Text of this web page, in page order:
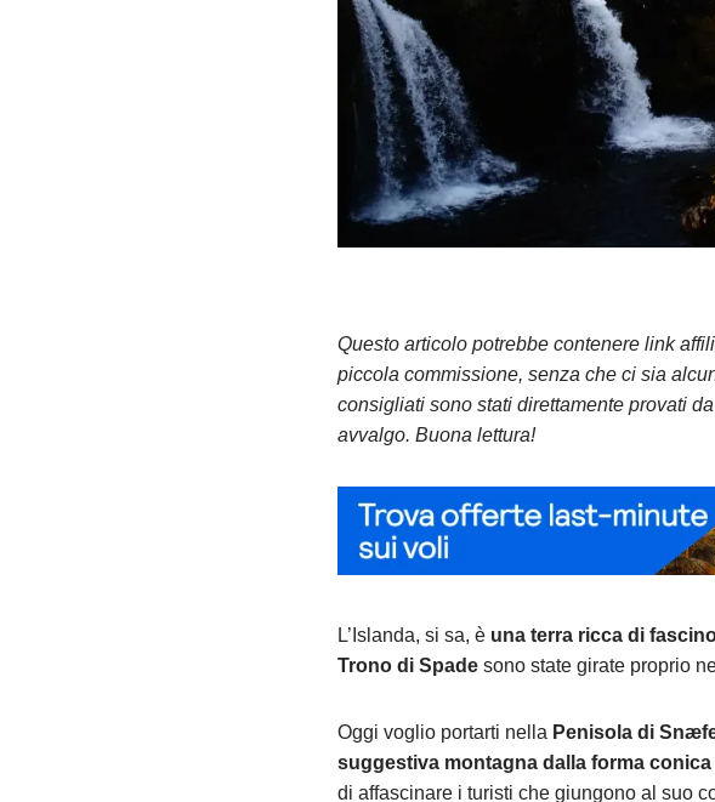
Questo articolo potrebbe contenere link
piccola commissione, senza che ci sia
consigliati sono stati direttamente provati
avvalgo. Buona lettura!
L’Islanda, si sa, è una terra ricca di
Trono di Spade sono state girate proprio
Oggi voglio portarti nella Penisola di
suggestiva montagna dalla forma conica
di affascinare i turisti che giungono al suo